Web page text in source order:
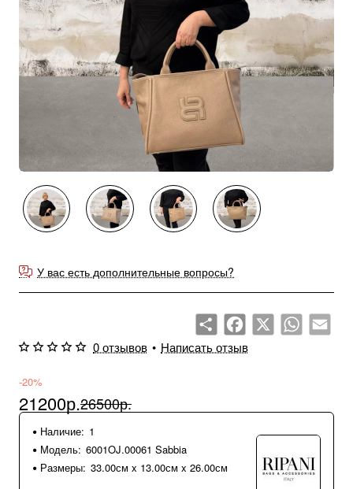
У вас есть дополнительные вопросы?
ShareFacebook
X WhatsApp
0 отзывов • Написать отзыв
-20%
21200р.26500р.
Наличие: 1
Модель: 6001OJ.00061 Sabbia
Размеры: 33.00см x 13.00см x 26.00см